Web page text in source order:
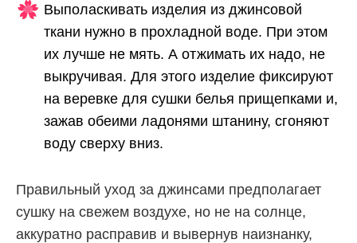
Выполаскивать изделия из джинсовой
ткани нужно в прохладной воде. При этом
их лучше не мять. А отжимать их надо, не
выкручивая. Для этого изделие фиксируют
на веревке для сушки белья прищепками и,
зажав обеими ладонями штанину, сгоняют
воду сверху вниз.
Правильный уход за джинсами предполагает
сушку на свежем воздухе, но не на солнце,
аккуратно расправив и вывернув наизнанку,